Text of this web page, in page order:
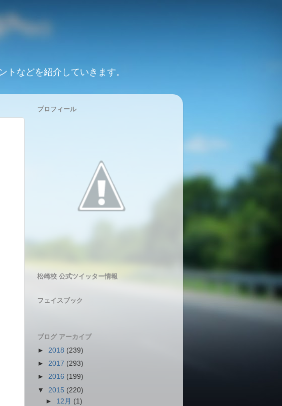
などを紹介していきます。
プロフィール
松崎校 公式ツイッター情報
フェイスブック
ブログ アーカイブ
► 2018 (239)
► 2017 (293)
► 2016 (199)
▼ 2015 (220)
► 12月 (1)